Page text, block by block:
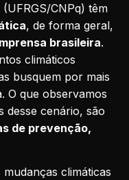
(UFRGS/CNPq) têm
, de forma geral,
brasileira.
climáticos
busquem por mais
O que observamos
desse cenário, são
de prevenção,
climáticas